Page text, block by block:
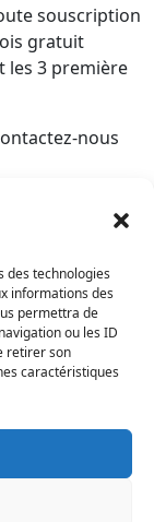
des technologies
informations des
permettra de
ou les ID
retirer son
caractéristiques
souscription
gratuit
les 3 première
nous
nous